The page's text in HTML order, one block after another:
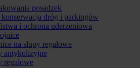
posadzek
dróg i parkingów
i ochrona uderzeniowa
na słupy regałowe
antykolizyjne
regałowe